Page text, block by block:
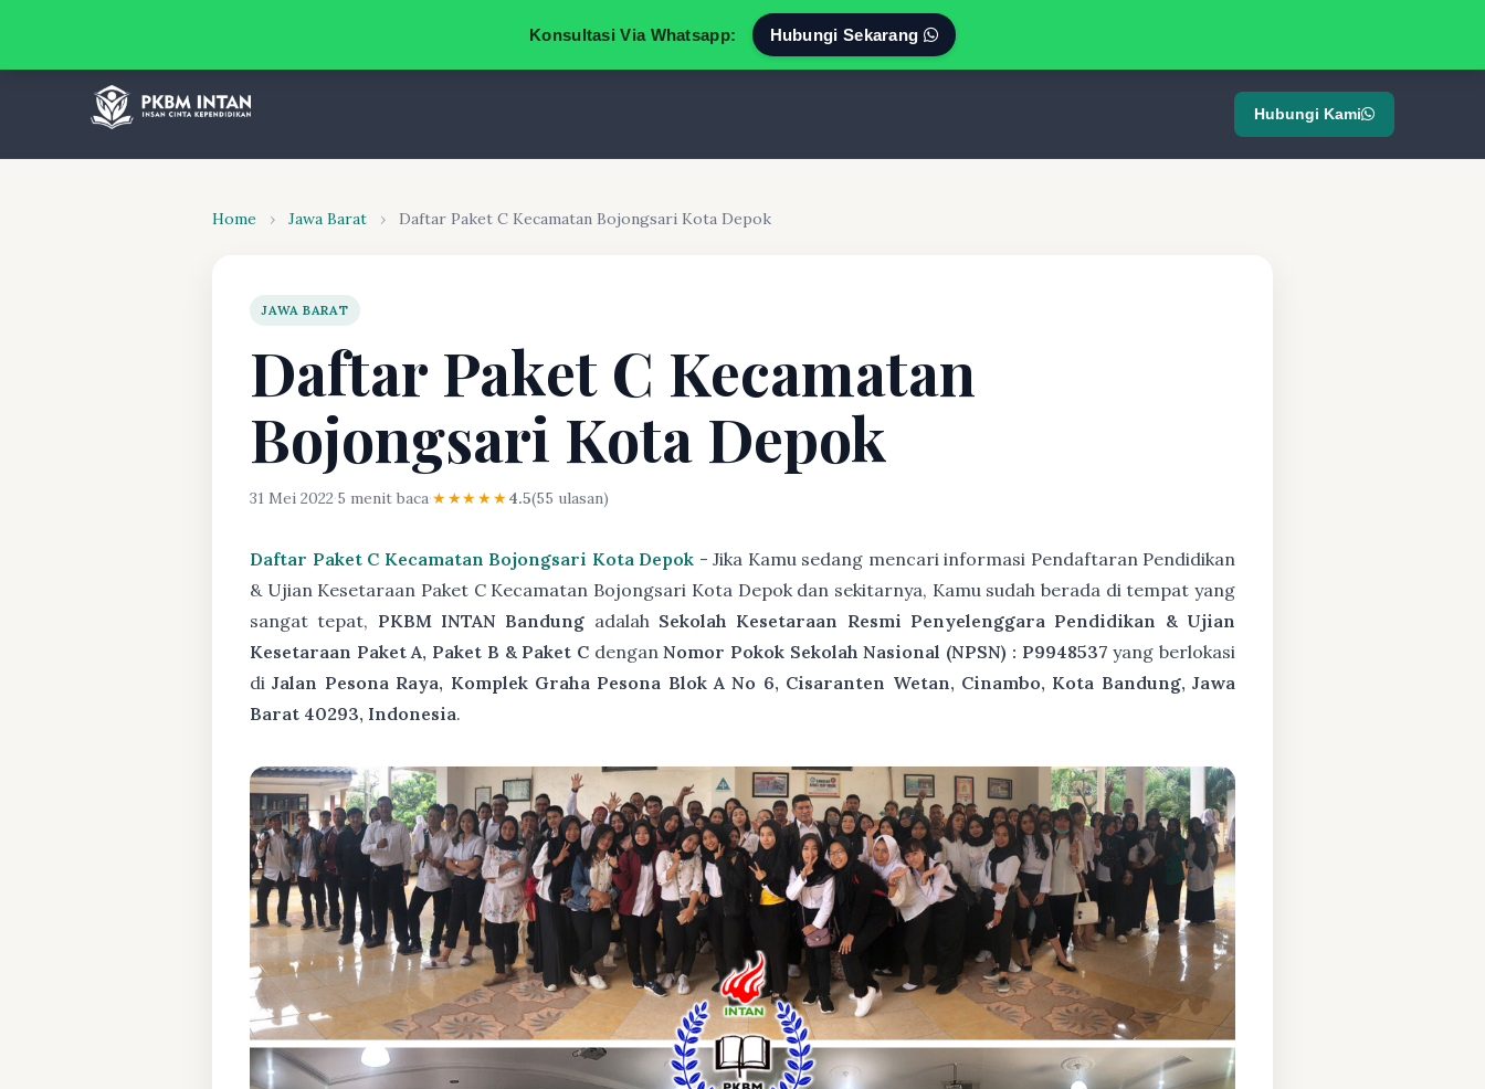
Konsultasi Via Whatsapp: Hubungi Sekarang
Hubungi Kami
Home › Jawa Barat › Daftar Paket C Kecamatan Bojongsari Kota Depok
JAWA BARAT
Daftar Paket C Kecamatan
Bojongsari Kota Depok
31 Mei 2022·5 menit baca·★★★★★4.5(55 ulasan)
Daftar Paket C Kecamatan Bojongsari Kota Depok - Jika Kamu sedang mencari informasi Pendaftaran Pendidikan
& Ujian Kesetaraan Paket C Kecamatan Bojongsari Kota Depok dan sekitarnya, Kamu sudah berada di tempat yang
sangat tepat, PKBM INTAN Bandung adalah Sekolah Kesetaraan Resmi Penyelenggara Pendidikan & Ujian
Kesetaraan Paket A, Paket B & Paket CdenganNomor Pokok Sekolah Nasional (NPSN) : P9948537 yang berlokasi
diJalan Pesona Raya, Komplek Graha Pesona Blok A No 6, Cisaranten Wetan, Cinambo, Kota Bandung, Jawa
Barat 40293, Indonesia.